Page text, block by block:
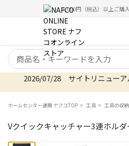
5,000円（税込）以上ご購
検索キーワード
2026/07/28 サイトリニューア
ホームセンター通販 ナフコTOP 工具 工具の収
Vクイックキャッチャー3連ホル